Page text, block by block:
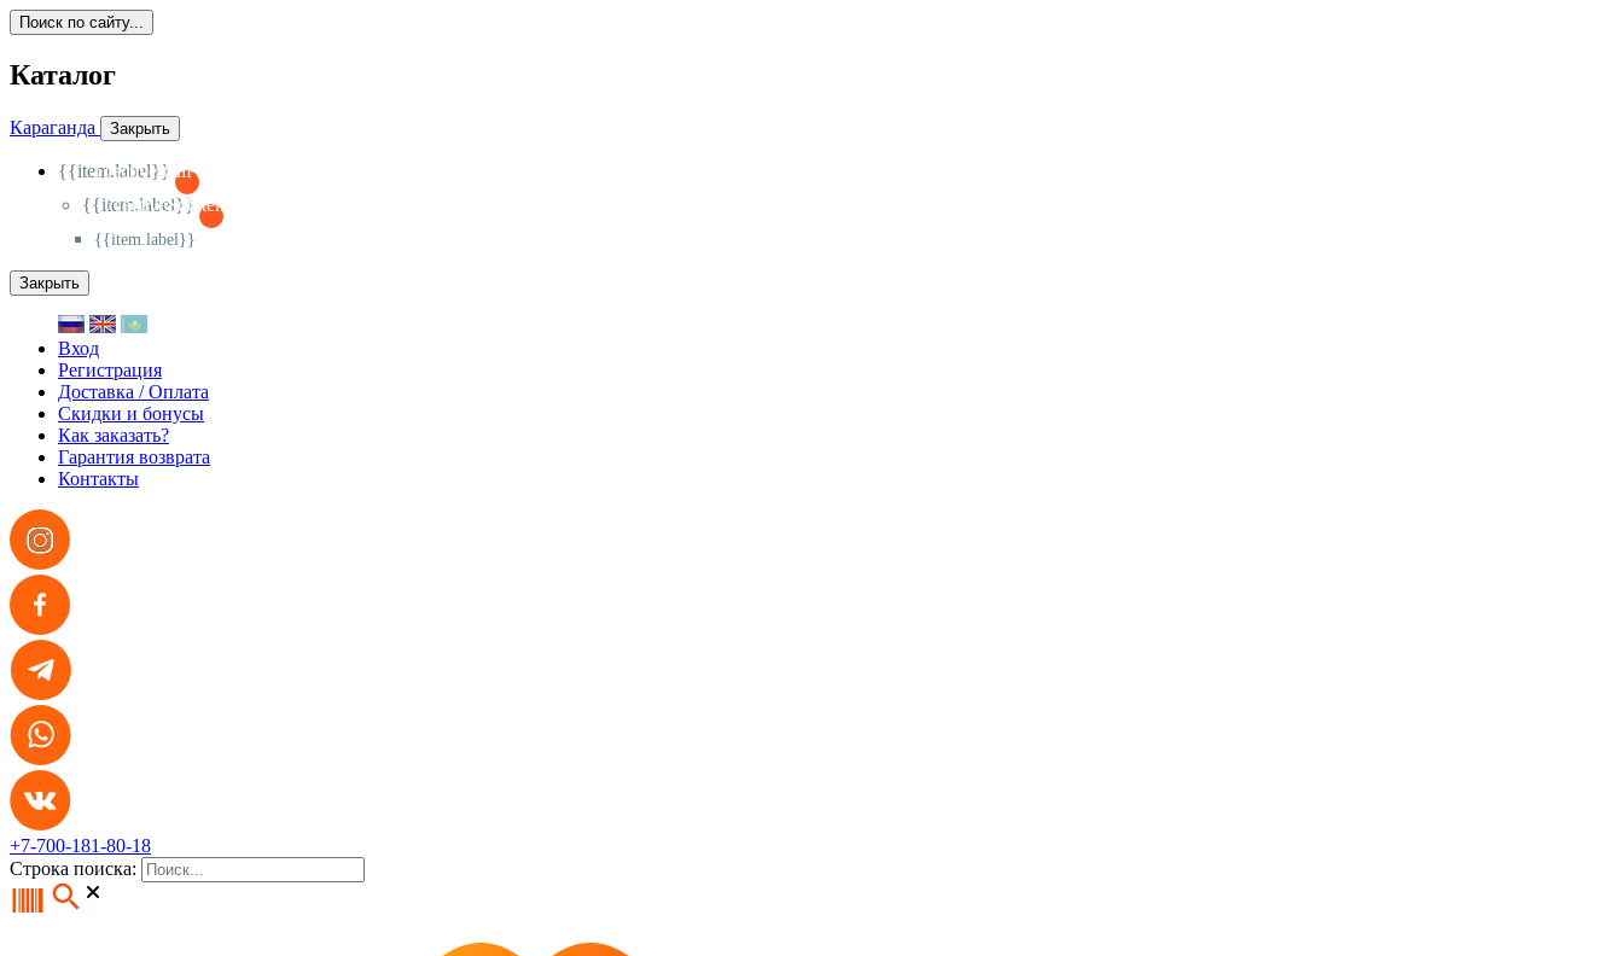
Поиск по сайту...
Каталог
Караганда Закрыть
{{item.label}}
{{activeItem==item.id?'-
{{item.label}}
{{activeSubitem==item.id?'-
{{item.label}}
Закрыть
Вход
Регистрация
Доставка / Оплата
Скидки и бонусы
Как заказать?
Гарантия возврата
Контакты
+7-700-181-80-18
Строка поиска: